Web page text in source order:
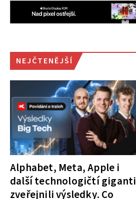
NEJČTENĚJŠÍ
Alphabet, Meta, Apple i
další technologičtí giganti
zveřejnili výsledky. Co